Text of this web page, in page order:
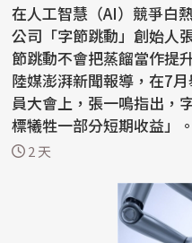
在人工智慧（AI）競爭白
公司「字節跳動」創始人
節跳動不會把蒸餾當作提
陸媒澎湃新聞報導，在7
員大會上，張一鳴指出，
標犧牲一部分短期收益」。 報導說，今年以來，中
內AI...
2 天